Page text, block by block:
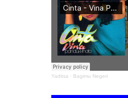
Yaditsa · Bagimu Negeri